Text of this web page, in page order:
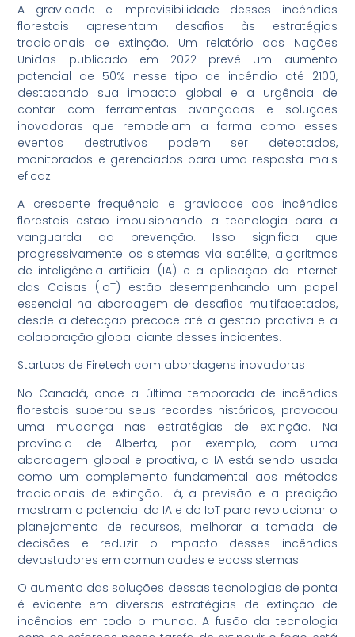
A gravidade e imprevisibilidade desses incêndios
florestais apresentam desafios às estratégias
tradicionais de extinção. Um relatório das Nações
Unidas publicado em 2022 prevê um aumento
potencial de 50% nesse tipo de incêndio até 2100,
destacando sua impacto global e a urgência de
contar com ferramentas avançadas e soluções
inovadoras que remodelam a forma como esses
eventos destrutivos podem ser detectados,
monitorados e gerenciados para uma resposta mais
eficaz.
A crescente frequência e gravidade dos incêndios
florestais estão impulsionando a tecnologia para a
vanguarda da prevenção. Isso significa que
progressivamente os sistemas via satélite, algoritmos
de inteligência artificial (IA) e a aplicação da Internet
das Coisas (IoT) estão desempenhando um papel
essencial na abordagem de desafios multifacetados,
desde a detecção precoce até a gestão proativa e a
colaboração global diante desses incidentes.
Startups de Firetech com abordagens inovadoras
No Canadá, onde a última temporada de incêndios
florestais superou seus recordes históricos, provocou
uma mudança nas estratégias de extinção. Na
província de Alberta, por exemplo, com uma
abordagem global e proativa, a IA está sendo usada
como um complemento fundamental aos métodos
tradicionais de extinção. Lá, a previsão e a predição
mostram o potencial da IA e do IoT para revolucionar o
planejamento de recursos, melhorar a tomada de
decisões e reduzir o impacto desses incêndios
devastadores em comunidades e ecossistemas.
O aumento das soluções dessas tecnologias de ponta
é evidente em diversas estratégias de extinção de
incêndios em todo o mundo. A fusão da tecnologia